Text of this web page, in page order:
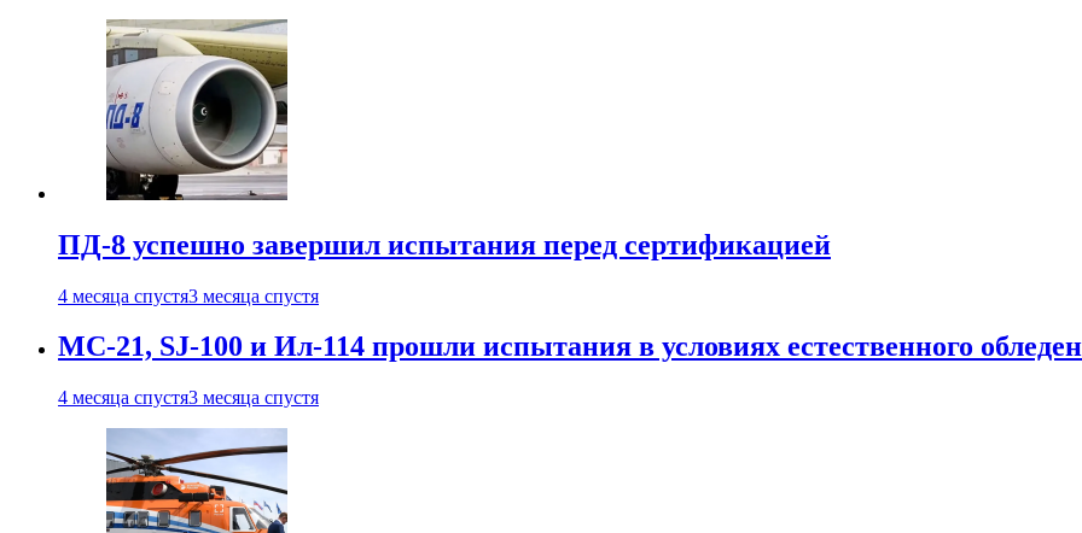
ПД-8 успешно завершил испытания перед сертификацией
4 месяца спустя3 месяца спустя
МС-21, SJ-100 и Ил-114 прошли испытания в условиях естественного
4 месяца спустя3 месяца спустя